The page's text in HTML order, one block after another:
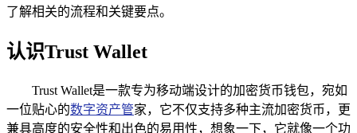
了解相关的流程和关键要点。
认识Trust Wallet
Trust Wallet是一款专为移动端设计的加密货币钱包，宛如
一位贴心的数字资产管家，它不仅支持多种主流加密货币，更
兼具高度的安全性和出色的易用性，想象一下，它就像一个功